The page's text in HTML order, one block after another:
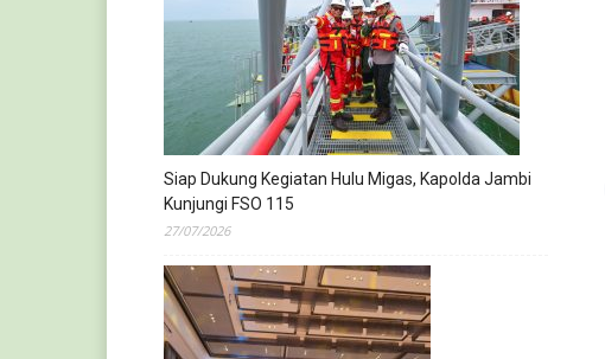
Siap Dukung Kegiatan Hulu Migas, Kapolda Jambi
Kunjungi FSO 115
27/07/2026